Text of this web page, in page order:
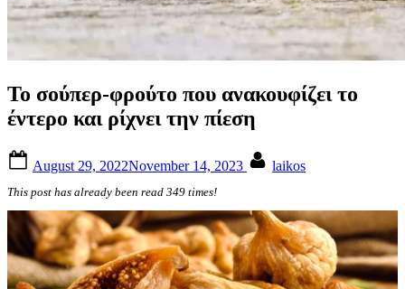
Το σούπερ-φρούτο που ανακουφίζει το
έντερο και ρίχνει την πίεση
on
August 29, 2022November 14, 2023 laikos
This post has already been read 349 times!